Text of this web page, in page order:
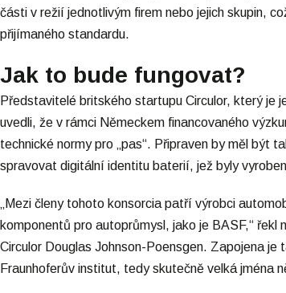
části v režií jednotlivým firem nebo jejich skupin,
přijímaného standardu.
Jak to bude fungovat?
Představitelé britského startupu Circulor, který je
uvedli, že v rámci Německem financovaného
technické normy pro „pas“. Připraven by měl být
spravovat digitální identitu baterií, jež byly
„Mezi členy tohoto konsorcia patří výrobci
komponentů pro autoprůmysl, jako je BASF,“
Circulor Douglas Johnson-Poensgen. Zapojena
Fraunhoferův institut, tedy skutečně velká jména